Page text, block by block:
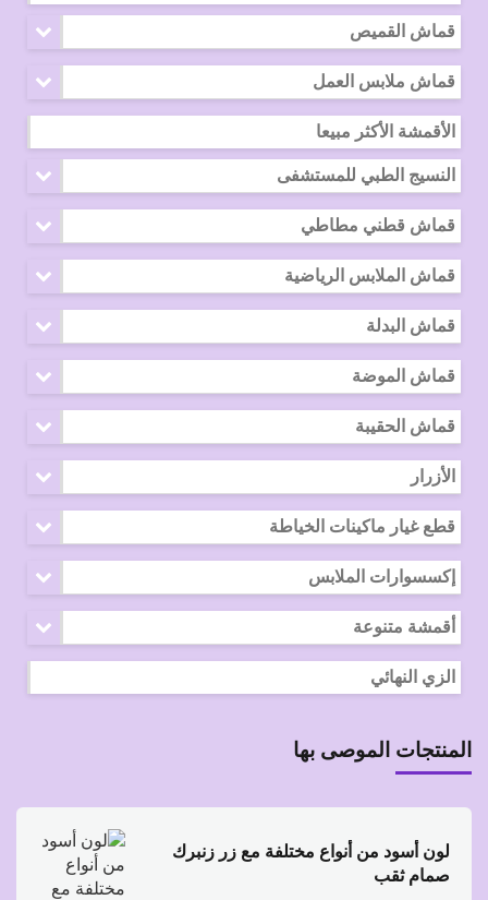
قماش القميص
قماش ملابس العمل
الأقمشة الأكثر مبيعا
النسيج الطبي للمستشفى
قماش قطني مطاطي
قماش الملابس الرياضية
قماش البدلة
قماش الموضة
قماش الحقيبة
الأزرار
قطع غيار ماكينات الخياطة
إكسسوارات الملابس
أقمشة متنوعة
الزي النهائي
المنتجات الموصى بها
لون أسود من أنواع مختلفة مع زر زنبرك
صمام ثقب